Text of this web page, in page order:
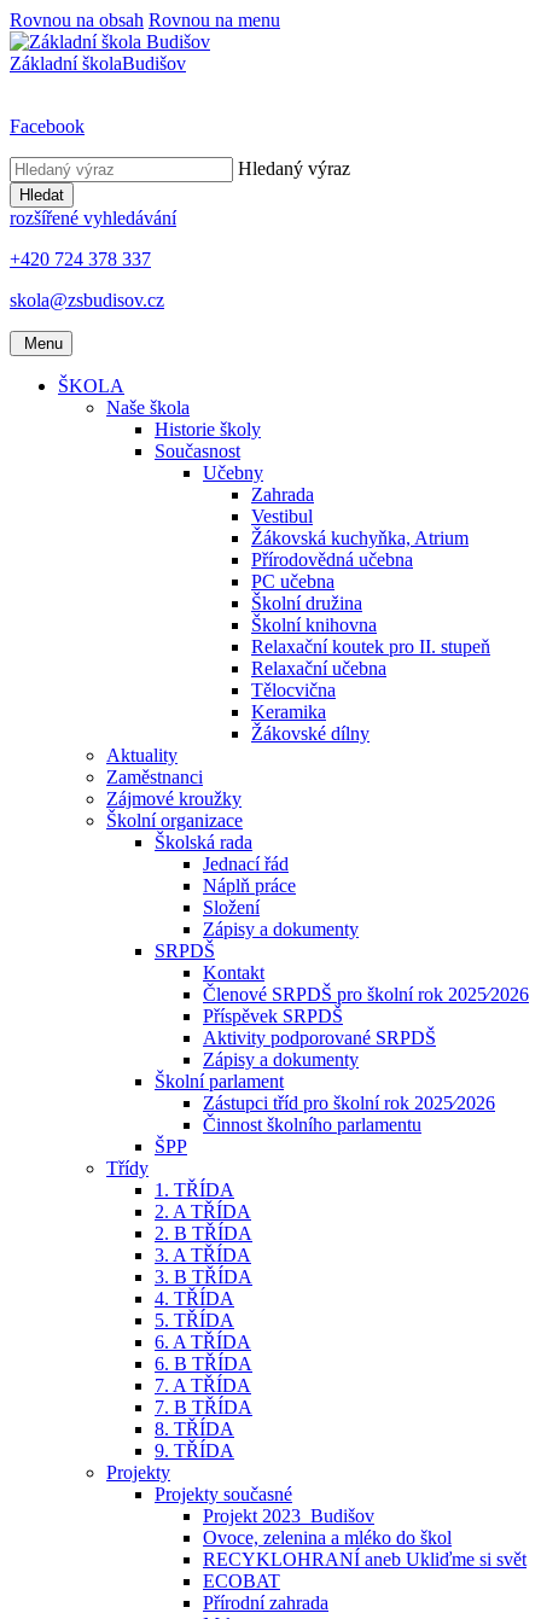
Rovnou na obsah Rovnou na menu
Základní školaBudišov
Facebook
Hledaný výraz
Hledat
rozšířené vyhledávání
+420 724 378 337
skola@zsbudisov.cz
Menu
ŠKOLA
Naše škola
Historie školy
Současnost
Učebny
Zahrada
Vestibul
Žákovská kuchyňka, Atrium
Přírodovědná učebna
PC učebna
Školní družina
Školní knihovna
Relaxační koutek pro II. stupeň
Relaxační učebna
Tělocvična
Keramika
Žákovské dílny
Aktuality
Zaměstnanci
Zájmové kroužky
Školní organizace
Školská rada
Jednací řád
Náplň práce
Složení
Zápisy a dokumenty
SRPDŠ
Kontakt
Členové SRPDŠ pro školní rok 2025⁄2026
Příspěvek SRPDŠ
Aktivity podporované SRPDŠ
Zápisy a dokumenty
Školní parlament
Zástupci tříd pro školní rok 2025⁄2026
Činnost školního parlamentu
ŠPP
Třídy
1. TŘÍDA
2. A TŘÍDA
2. B TŘÍDA
3. A TŘÍDA
3. B TŘÍDA
4. TŘÍDA
5. TŘÍDA
6. A TŘÍDA
6. B TŘÍDA
7. A TŘÍDA
7. B TŘÍDA
8. TŘÍDA
9. TŘÍDA
Projekty
Projekty současné
Projekt 2023_Budišov
Ovoce, zelenina a mléko do škol
RECYKLOHRANÍ aneb Ukliďme si svět
ECOBAT
Přírodní zahrada